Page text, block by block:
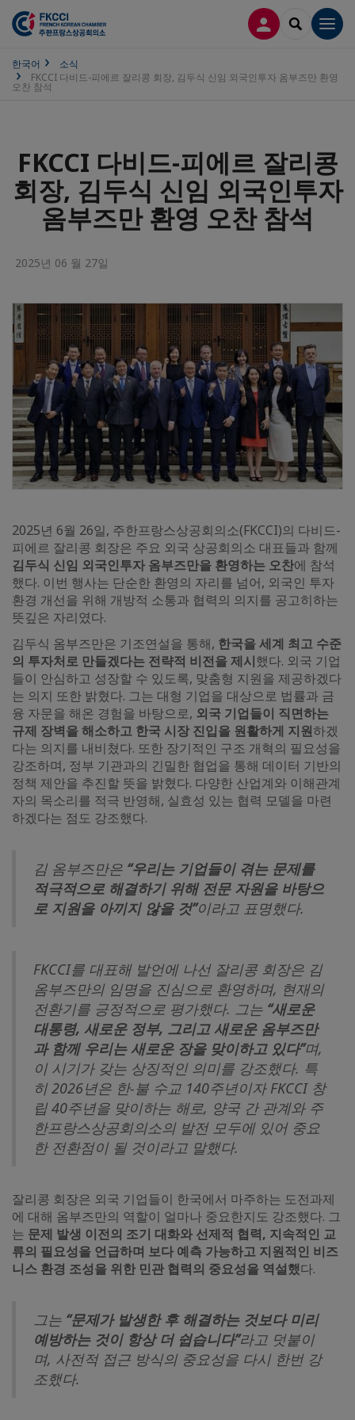
접속 SEARCH
한국어
소식
FKCCI 다비드-피에르 잘리콩 회장, 김두식 신임 외국인투자 옴부즈만 환영
오찬 참석
FKCCI 다비드-피에르 잘리콩
회장, 김두식 신임 외국인투자
옴부즈만 환영 오찬 참석
2025년 06 월 27일
2025년 6월 26일, 주한프랑스상공회의소(FKCCI)의 다비드-
피에르 잘리콩 회장은 주요 외국 상공회의소 대표들과 함께
김두식 신임 외국인투자 옴부즈만을 환영하는 오찬에 참석
했다. 이번 행사는 단순한 환영의 자리를 넘어, 외국인 투자
환경 개선을 위해 개방적 소통과 협력의 의지를 공고히하는
뜻깊은 자리였다.
김두식 옴부즈만은 기조연설을 통해, 한국을 세계 최고 수준
의 투자처로 만들겠다는 전략적 비전을 제시했다. 외국 기업
들이 안심하고 성장할 수 있도록, 맞춤형 지원을 제공하겠다
는 의지 또한 밝혔다. 그는 대형 기업을 대상으로 법률과 금
융 자문을 해온 경험을 바탕으로, 외국 기업들이 직면하는
규제 장벽을 해소하고 한국 시장 진입을 원활하게 지원하겠
다는 의지를 내비쳤다. 또한 장기적인 구조 개혁의 필요성을
강조하며, 정부 기관과의 긴밀한 협업을 통해 데이터 기반의
정책 제안을 추진할 뜻을 밝혔다. 다양한 산업계와 이해관계
자의 목소리를 적극 반영해, 실효성 있는 협력 모델을 마련
하겠다는 점도 강조했다.
김 옴부즈만은 “우리는 기업들이 겪는 문제를
적극적으로 해결하기 위해 전문 자원을 바탕으
로 지원을 아끼지 않을 것”이라고 표명했다.
FKCCI를 대표해 발언에 나선 잘리콩 회장은 김
옴부즈만의 임명을 진심으로 환영하며, 현재의
전환기를 긍정적으로 평가했다. 그는 “새로운
대통령, 새로운 정부, 그리고 새로운 옴부즈만
과 함께 우리는 새로운 장을 맞이하고 있다”며,
이 시기가 갖는 상징적인 의미를 강조했다. 특
히 2026년은 한-불 수교 140주년이자 FKCCI 창
립 40주년을 맞이하는 해로, 양국 간 관계와 주
한프랑스상공회의소의 발전 모두에 있어 중요
한 전환점이 될 것이라고 말했다.
잘리콩 회장은 외국 기업들이 한국에서 마주하는 도전과제
에 대해 옴부즈만의 역할이 얼마나 중요한지도 강조했다. 그
는 문제 발생 이전의 조기 대화와 선제적 협력, 지속적인 교
류의 필요성을 언급하며 보다 예측 가능하고 지원적인 비즈
니스 환경 조성을 위한 민관 협력의 중요성을 역설했다.
그는 “문제가 발생한 후 해결하는 것보다 미리
예방하는 것이 항상 더 쉽습니다”라고 덧붙이
며, 사전적 접근 방식의 중요성을 다시 한번 강
조했다.